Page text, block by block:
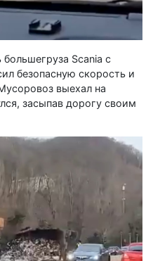
Scania с
безопасную скорость и
выехал на
засыпав дорогу своим